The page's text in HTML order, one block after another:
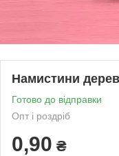
Намистини
Готово до відправки
Опт і роздріб
0,90 ₴